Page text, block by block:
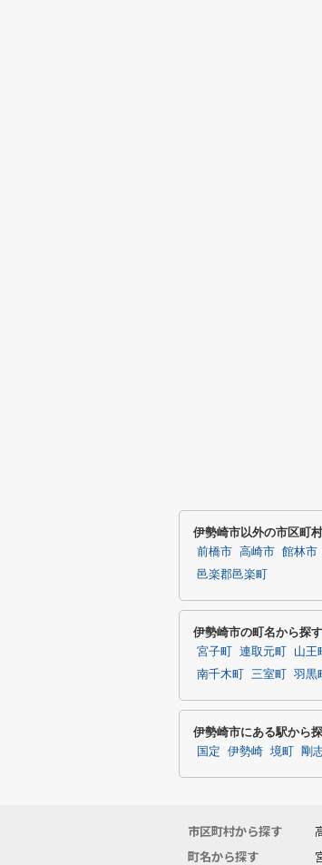
伊勢崎市以外の市区町
前橋市 高崎市 館林市
邑楽郡邑楽町
伊勢崎市の町名から探す
宮子町 連取元町 山王町
南千木町
三室町 羽黒町
伊勢崎市にある駅から
国定 伊勢崎 境町 剛
市区町村から探す
町名から探す